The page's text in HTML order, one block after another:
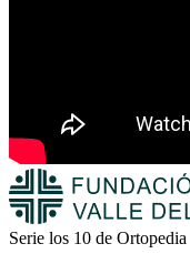
Serie los 10 de Ortopedia